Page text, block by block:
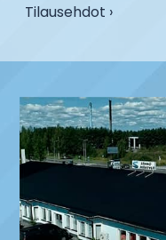
Tilausehdot ›